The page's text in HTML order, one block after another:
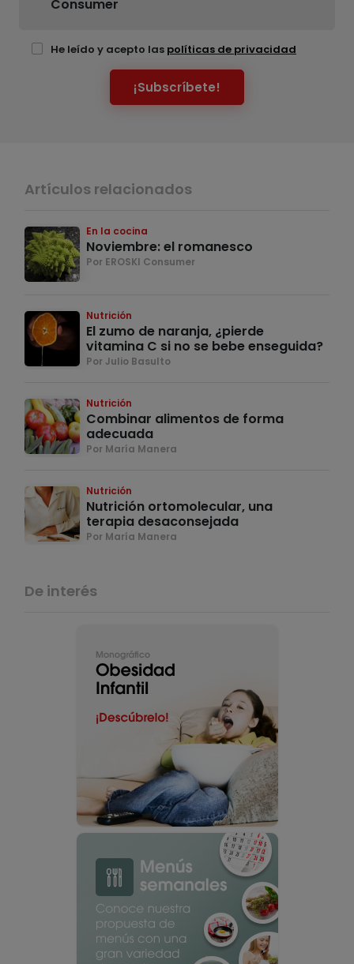
Consumer
He leído y acepto las políticas de privacidad
¡Subscríbete!
Artículos relacionados
En la cocina
Noviembre: el romanesco
Por EROSKI Consumer
Nutrición
El zumo de naranja, ¿pierde
vitamina C si no se bebe enseguida?
Por Julio Basulto
Nutrición
Combinar alimentos de forma
adecuada
Por María Manera
Nutrición
Nutrición ortomolecular, una
terapia desaconsejada
Por María Manera
De interés